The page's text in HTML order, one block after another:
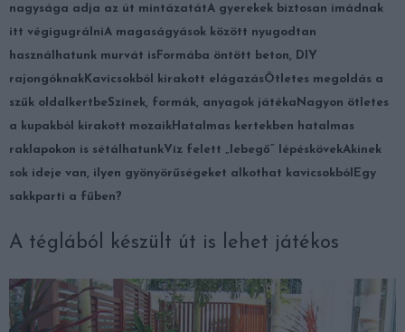
nagysága adja az út mintázatátA gyerekek biztosan imádnak
itt végigugrálniA magaságyások között nyugodtan
használhatunk murvát is Formába öntött beton, DIY
rajongóknak Kavicsokból kirakott elágazásÖtletes megoldás a
szűk oldalkertbeSzínek, formák, anyagok játéka Nagyon ötletes
a kupakból kirakott mozaik Hatalmas kertekben hatalmas
raklapokon is sétálhatunkVíz felett „lebegő” lépéskövekAkinek
sok ideje van, ilyen gyönyörűségeket alkothat kavicsokból Egy
sakkparti a fűben?
A téglából készült út is lehet játékos